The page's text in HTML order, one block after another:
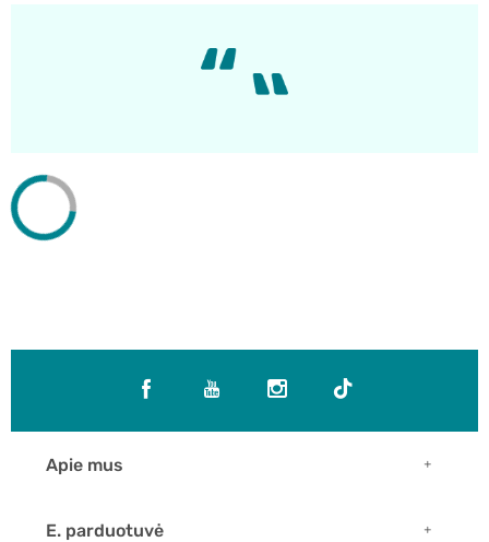
Apie mus
E. parduotuvė